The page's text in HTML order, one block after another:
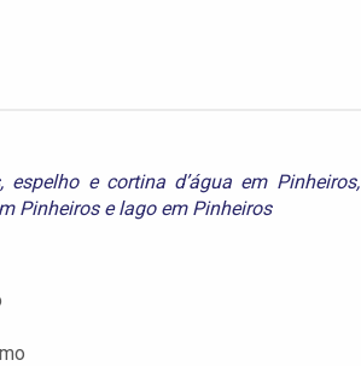
, espelho e cortina d’água em Pinheiros,
Pinheiroselago em Pinheiros